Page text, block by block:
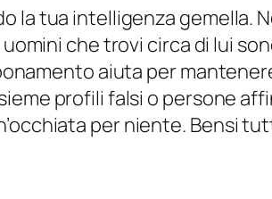
la tua intelligenza gemella.
che trovi circa di lui
aiuta per
profili falsi o persone
per niente. Bensi